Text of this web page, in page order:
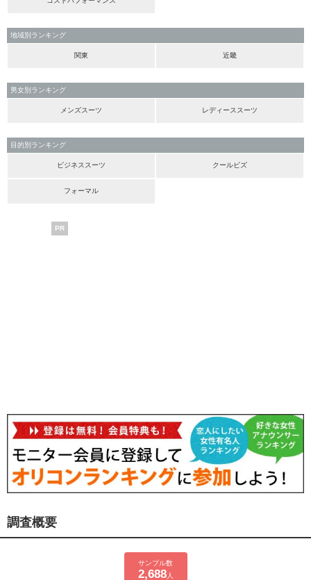
地域別ランキング
関東 近畿
男女別ランキング
メンズスーツ レディーススーツ
目的別ランキング
ビジネススーツ クールビズ
フォーマル
PR
調査概要
サンプル数
2,688人